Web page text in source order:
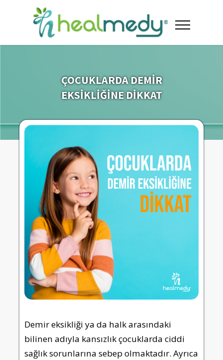
ÇOCUKLARDA DEMİR
EKSİKLİĞİNE DİKKAT
Demir eksikliği ya da halk arasındaki
bilinen adıyla kansızlık çocuklarda ciddi
sağlık sorunlarına sebep olmaktadır. Ayrıca